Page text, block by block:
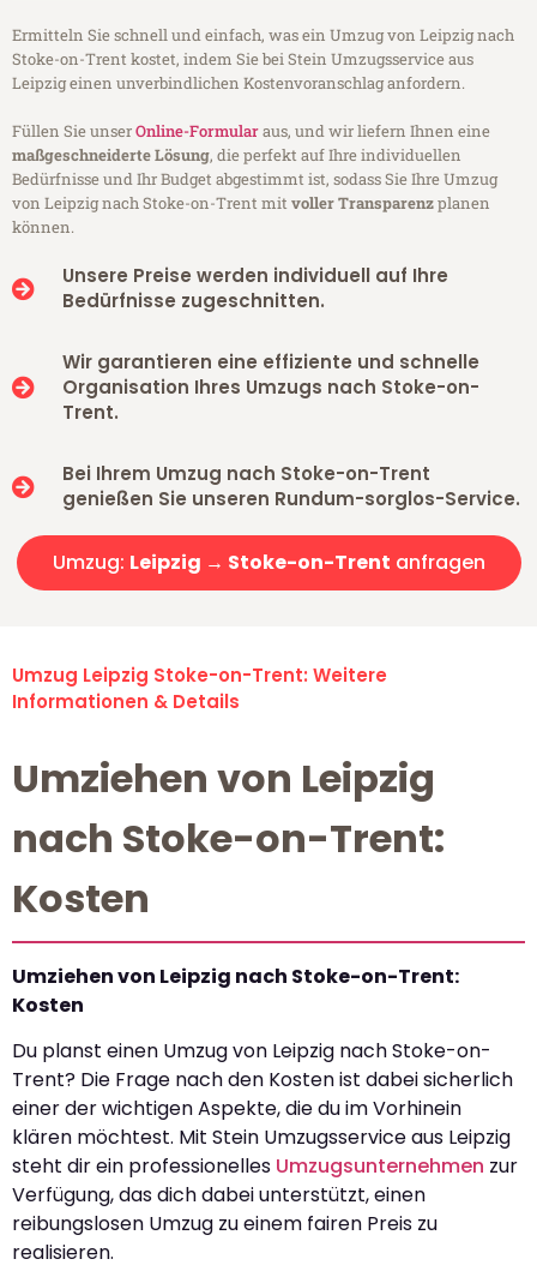
Ermitteln Sie schnell und einfach, was ein Umzug von Leipzig nach
Stoke-on-Trent kostet, indem Sie bei Stein Umzugsservice aus
Leipzig einen unverbindlichen Kostenvoranschlag anfordern.
Füllen Sie unserOnline-Formularaus, und wir liefern Ihnen eine
maßgeschneiderte Lösung, die perfekt auf Ihre individuellen
Bedürfnisse und Ihr Budget abgestimmt ist, sodass Sie Ihre Umzug
von Leipzig nach Stoke-on-Trent mitvoller Transparenzplanen
können.
Unsere Preise werden individuell auf Ihre
Bedürfnisse zugeschnitten.
Wir garantieren eine effiziente und schnelle
Organisation Ihres Umzugs nach Stoke-on-
Trent.
Bei Ihrem Umzug nach Stoke-on-Trent
genießen Sie unseren Rundum-sorglos-Service.
Umzug: Leipzig → Stoke-on-Trent anfragen
Umzug Leipzig Stoke-on-Trent: Weitere
Informationen & Details
Umziehen von Leipzig
nach Stoke-on-Trent:
Kosten
Umziehen von Leipzig nach Stoke-on-Trent:
Kosten
Du planst einen Umzug von Leipzig nach Stoke-on-
Trent? Die Frage nach den Kosten ist dabei sicherlich
einer der wichtigen Aspekte, die du im Vorhinein
klären möchtest. Mit Stein Umzugsservice aus Leipzig
steht dir ein professionelles Umzugsunternehmen zur
Verfügung, das dich dabei unterstützt, einen
reibungslosen Umzug zu einem fairen Preis zu
realisieren.